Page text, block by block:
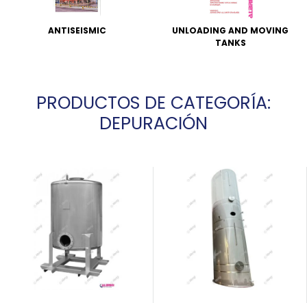
ANTISEISMIC
UNLOADING AND MOVING
TANKS
PRODUCTOS DE CATEGORÍA:
DEPURACIÓN